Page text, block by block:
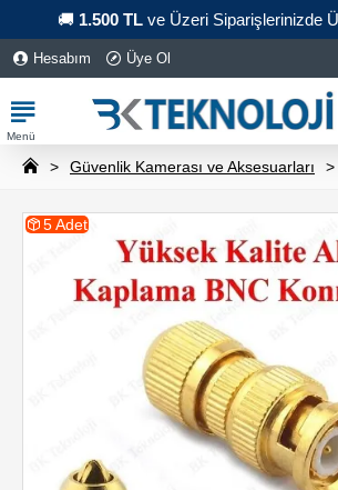
🚚 1.500 TLve Üzeri Siparişlerinizde
Hesabım Üye Ol
Güvenlik Kamerası ve Aksesuarları
5 Adet